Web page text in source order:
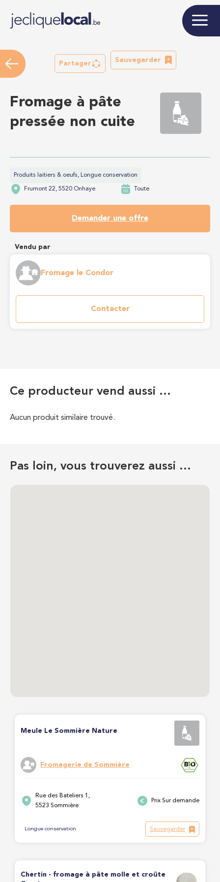
Partager
Sauvegarder
Fromage à pâte
pressée non cuite
Produits laitiers & oeufs, Longue conservation
Frumont 22, 5520 Onhaye Toute
Demander une offre
Vendu par
Fromage le Condor
Contacter
Ce producteur vend aussi …
Aucun produit similaire trouvé.
Pas loin, vous trouverez aussi …
Meule Le Sommière Nature
Fromagerie de Sommière
Rue des Bateliers 1,
5523 Sommière
Prix Sur demande
Longue conservation Sauvegarder
Chertin - fromage à pâte molle et croûte